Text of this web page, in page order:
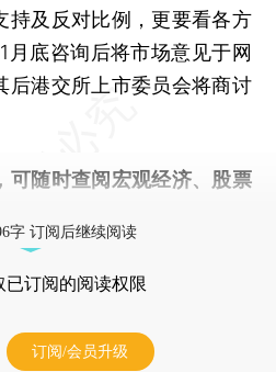
持及反对比例，更要看各方
月底咨询后将市场意见于网
后港交所上市委员会将商讨
，可随时查阅宏观经济、股票
字 订阅后继续阅读
已订阅的阅读权限
订阅/会员升级